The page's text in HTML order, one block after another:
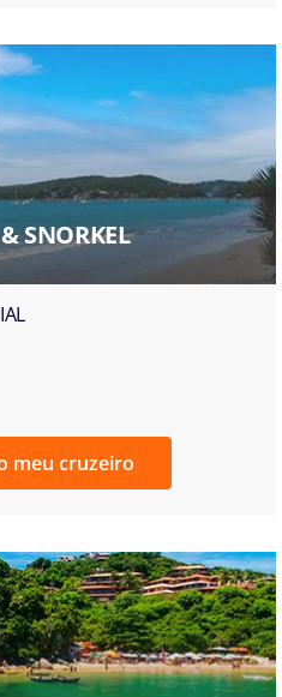
SNORKEL
meu cruzeiro